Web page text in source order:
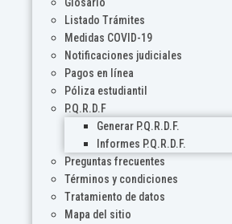
Glosario
Listado Trámites
Medidas COVID-19
Notificaciones judiciales
Pagos en línea
Póliza estudiantil
P.Q.R.D.F
Generar P.Q.R.D.F.
Informes P.Q.R.D.F.
Preguntas frecuentes
Términos y condiciones
Tratamiento de datos
Mapa del sitio